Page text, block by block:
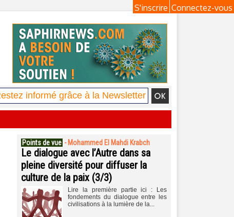
Connectez-vous
S'inscrire
Points de vue - Mohammed El Mahdi Krabch
Le dialogue avec l’Autre dans sa
pleine diversité pour diffuser la
culture de la paix (3/3)
Lire la première partie ici : Les
fondements du dialogue entre les
civilisations à la lumière de la...